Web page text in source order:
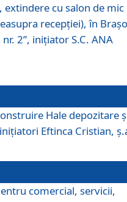
cu salon de mic
recepţiei), în
2”, iniţiator S.C. ANA
Hale depozitare
Eftinca Cristian,
comercial, servicii,